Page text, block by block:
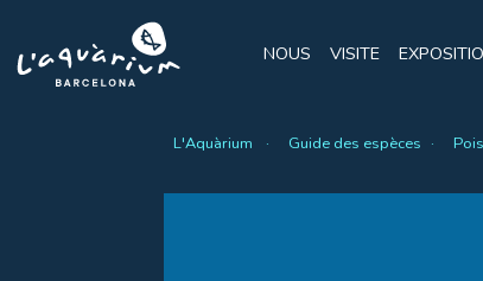
NOUS VISITE
L'Aquàrium Guide des espèces